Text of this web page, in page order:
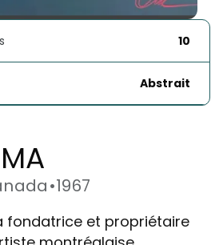
10
Abstrait
•1967
fondatrice et propriétaire